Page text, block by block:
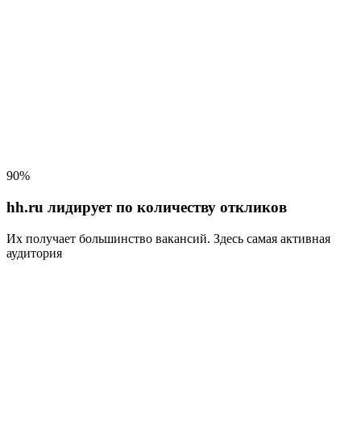
90%
hh.ru лидирует по количеству откликов
Их получает большинство вакансий. Здесь самая активная
аудитория